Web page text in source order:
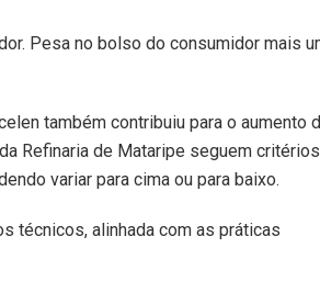
Pesa no bolso do consumidor mais
também contribuiu para o aumento
Refinaria de Mataripe seguem
variar para cima ou para baixo.
técnicos, alinhada com as práticas